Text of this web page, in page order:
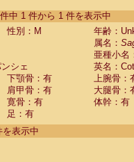
labiatus(0)
leucopus (0)
nigricollis (0)
oedipus
weddelli
spp.
trivirgatus
albifrons
中 1 件から 1 件を表示中
性別：M
年齢：
属名：
亜種小名
シェ
英名：
下顎骨：有
上腕骨：
肩甲骨：有
大腿骨：
寛骨：有
体幹：有
足：有
表示中